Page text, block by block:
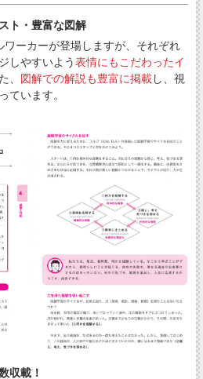
ト・豊富な図解
ーカーが登場しますが、それぞれ
しやすいよう表情にもこだわったイ
、 図解での解説も豊富に掲載し、視
ています。
収載！